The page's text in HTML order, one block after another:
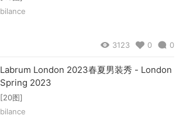
bilance
3123 0 0
Labrum London 2023春夏男装秀 - London
Spring 2023
[20图]
bilance